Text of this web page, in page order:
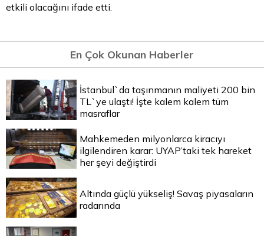
etkili olacağını ifade etti.
En Çok Okunan Haberler
İstanbul`da taşınmanın maliyeti 200 bin
TL`ye ulaştı! İşte kalem kalem tüm
masraflar
Mahkemeden milyonlarca kiracıyı
ilgilendiren karar: UYAP’taki tek hareket
her şeyi değiştirdi
Altında güçlü yükseliş! Savaş piyasaların
radarında